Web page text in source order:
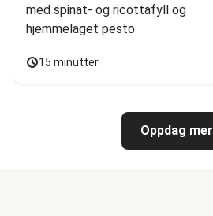
med spinat- og ricottafyll og
hjemmelaget pesto
15 minutter
Oppdag mer